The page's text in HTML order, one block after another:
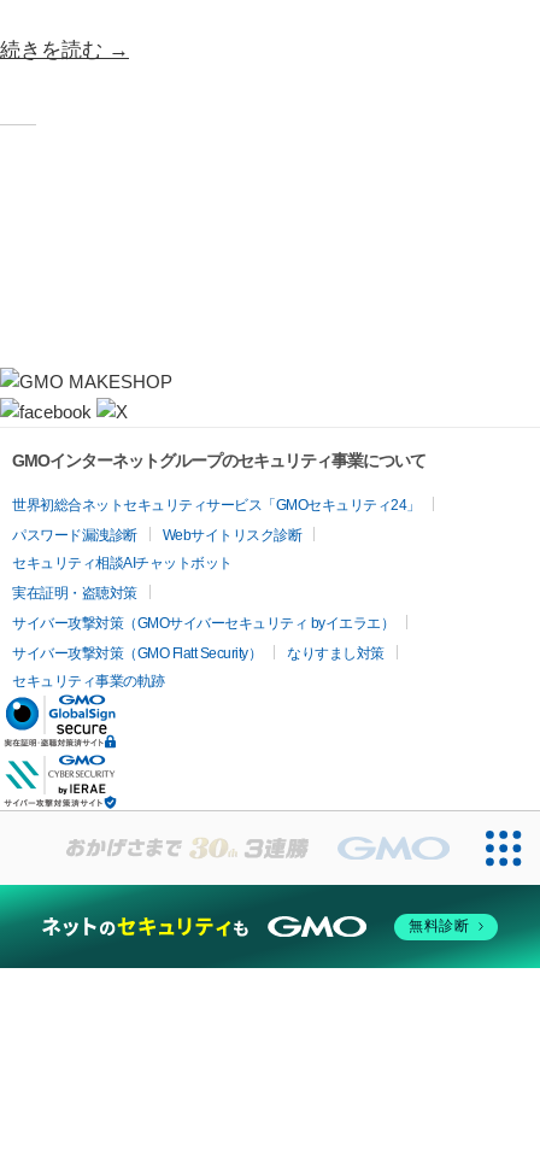
続きを読む →
GMOインターネットグループのセキュリティ事業について
世界初総合ネットセキュリティサービス「GMOセキュリティ24」
パスワード漏洩診断
Webサイトリスク診断
セキュリティ相談AIチャットボット
実在証明・盗聴対策
サイバー攻撃対策（GMOサイバーセキュリティ byイエラエ）
サイバー攻撃対策（GMO Flatt Security）
なりすまし対策
セキュリティ事業の軌跡
無料診断